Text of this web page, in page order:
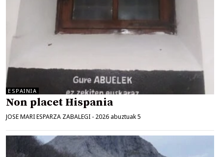
ESPAINIA
Non placet Hispania
JOSE MARI ESPARZA ZABALEGI - 2026 abuztuak 5